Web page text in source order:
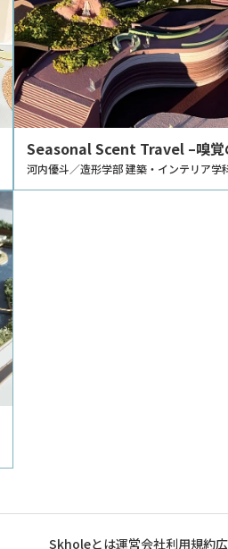
Seasonal Scent Travel –嗅覚
設–
河内優斗／造形学部 建築・インテリア学
Skholeとは運営会社利用規約